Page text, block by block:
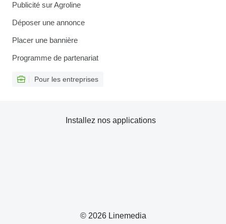
Publicité sur Agroline
Déposer une annonce
Placer une bannière
Programme de partenariat
Pour les entreprises
© 2026 Linemedia
Installez nos applications